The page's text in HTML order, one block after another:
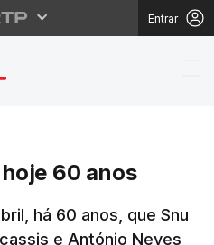
Entrar
faz hoje
60 anos
há 60 anos, que Snu
e António Neves